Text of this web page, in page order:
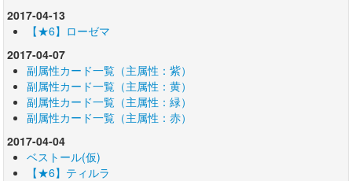
2017-04-13
【★6】ローゼマ
2017-04-07
副属性カード一覧（主属性：紫）
副属性カード一覧（主属性：黄）
副属性カード一覧（主属性：緑）
副属性カード一覧（主属性：赤）
2017-04-04
ベストール(仮)
【★6】ティルラ